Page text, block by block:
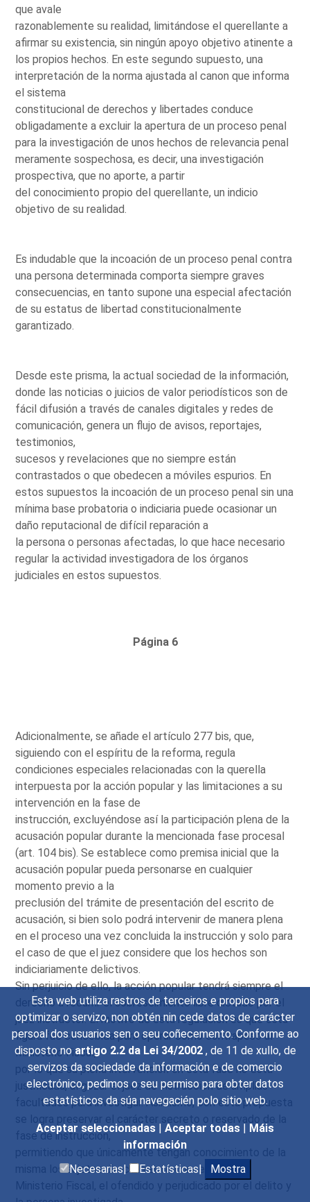
Esta web utiliza rastros de terceiros e propios para
optimizar o servizo, non obtén nin cede datos de carácter
persoal dos usuarios sen o seu coñecemento. Conforme ao
disposto noartigo 2.2 da Lei 34/2002 , de 11 de xullo, de
servizos da sociedade da información e de comercio
electrónico, pedimos o seu permiso para obter datos
estatísticos da súa navegacién polo sitio web.
Aceptar seleccionadas | Aceptar todas | Máis
información
Necesarias|
Estatísticas| Mostra
que avale
razonablemente su realidad, limitándose el querellante a
afirmar su existencia, sin ningún apoyo objetivo atinente a
los propios hechos. En este segundo supuesto, una
interpretación de la norma ajustada al canon que informa
el sistema
constitucional de derechos y libertades conduce
obligadamente a excluir la apertura de un proceso penal
para la investigación de unos hechos de relevancia penal
meramente sospechosa, es decir, una investigación
prospectiva, que no aporte, a partir
del conocimiento propio del querellante, un indicio
objetivo de su realidad.
Es indudable que la incoación de un proceso penal contra
una persona determinada comporta siempre graves
consecuencias, en tanto supone una especial afectación
de su estatus de libertad constitucionalmente
garantizado.
Desde este prisma, la actual sociedad de la información,
donde las noticias o juicios de valor periodísticos son de
fácil difusión a través de canales digitales y redes de
comunicación, genera un flujo de avisos, reportajes,
testimonios,
sucesos y revelaciones que no siempre están
contrastados o que obedecen a móviles espurios. En
estos supuestos la incoación de un proceso penal sin una
mínima base probatoria o indiciaria puede ocasionar un
daño reputacional de difícil reparación a
la persona o personas afectadas, lo que hace necesario
regular la actividad investigadora de los órganos
judiciales en estos supuestos.
Página 6
Adicionalmente, se añade el artículo 277 bis, que,
siguiendo con el espíritu de la reforma, regula
condiciones especiales relacionadas con la querella
interpuesta por la acción popular y las limitaciones a su
intervención en la fase de
instrucción, excluyéndose así la participación plena de la
acusación popular durante la mencionada fase procesal
(art. 104 bis). Se establece como premisa inicial que la
acusación popular pueda personarse en cualquier
momento previo a la
preclusión del trámite de presentación del escrito de
acusación, si bien solo podrá intervenir de manera plena
en el proceso una vez concluida la instrucción y solo para
el caso de que el juez considere que los hechos son
indiciariamente delictivos.
Sin perjuicio de ello, la acción popular tendrá siempre el
derecho a recurrir el sobreseimiento libre dictado por el
juez instructor. El motivo de esta regulación es que esta
figura fue concebida para operar como contrapeso al
Ministerio Fiscal,
por lo que su plena intervención en esta fase no está
justificada, al gozar el juez de instrucción de amplias
facultades para investigar. Asimismo, con esta propuesta
se logra preservar el carácter secreto o reservado de la
fase de instrucción,
permitiendo que únicamente tengan conocimiento de la
misma los sujetos directamente concernidos: el
Ministerio Fiscal, el ofendido y perjudicado por el delito y